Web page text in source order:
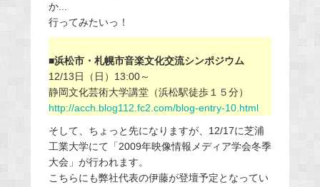
か...
行ってみたいっ！
■浜松市・札幌市音楽文化交流シンポジウム
12/13日（日）13:00～
静岡文化芸術大学講堂（浜松駅徒歩１５分）
http://acch.blog112.fc2.com/blog-entry-10.html
そして、ちょっと先になりますが、12/17に芝浦
工業大学にて「2009年映像情報メディア学会冬季
大会」が行われます。
こちらにも弊社代表の伊藤が登壇予定となってい